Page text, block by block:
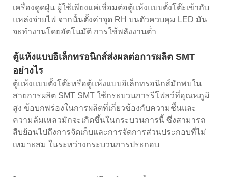
เครื่องดูดฝุ่น ผู้ใช้เพียงแค่เชื่อมต่อตู้แห้งแบบตั้งโต๊ะเข้ากับ
แหล่งจ่ายไฟ จากนั้นตั้งค่าจุด RH บนตัวควบคุม LED มัน
จะทำงานโดยอัตโนมัติ การใช้พลังงานต่ำ
ตู้แห้งแบบอิเล็กทรอนิกส์ส่งผลต่อการผลิต SMT
อย่างไร
ตู้แห้งแบบตั้งโต๊ะหรือตู้แห้งแบบอิเล็กทรอนิกส์มักพบใน
สายการผลิต SMT SMT ใช้กระบวนการรีโฟลว์ที่อุณหภูมิ
สูง ข้อบกพร่องในการผลิตที่เกี่ยวข้องกับความชื้นและ
ความล้มเหลวมักจะเกิดขึ้นในกระบวนการนี้ ซึ่งสามารถ
สืบย้อนไปถึงการจัดเก็บและการจัดการส่วนประกอบที่ไม่
เหมาะสม ในระหว่างกระบวนการประกอบ